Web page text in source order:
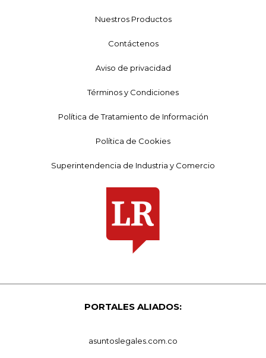
Nuestros Productos
Contáctenos
Aviso de privacidad
Términos y Condiciones
Política de Tratamiento de Información
Política de Cookies
Superintendencia de Industria y Comercio
PORTALES ALIADOS:
asuntoslegales.com.co